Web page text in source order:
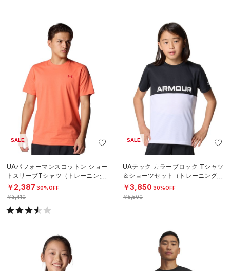
SALE
UAパフォーマンスコットン ショー
トスリーブTシャツ（トレーニング/
MEN）
￥2,387 30%OFF
￥3,410
SALE
UAテック カラーブロック Tシャツ
＆ショーツセット（トレーニング/B
OYS）
￥3,850 30%OFF
￥5,500